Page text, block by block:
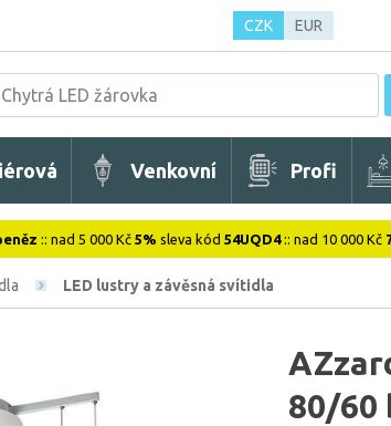
CZK EUR
Venkovní Profi
:: nad 5 000 Kč 5% sleva kód 54UQD4:: nad 10 000 Kč
LED lustry a závěsná svítidla
80/60